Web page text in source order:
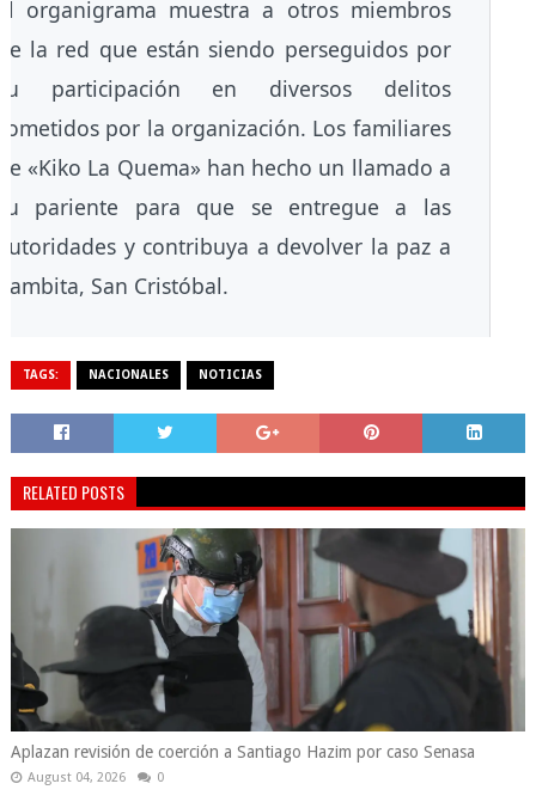
organigrama muestra a otros miembros
la red que están siendo perseguidos por
participación en diversos delitos
por la organización. Los familiares
«Kiko La Quema» han hecho un llamado a
pariente para que se entregue a las
y contribuya a devolver la paz a
San Cristóbal.
TAGS: NACIONALES NOTICIAS
RELATED POSTS
Aplazan revisión de coerción a Santiago Hazim por caso Senasa
August 04, 2026 0